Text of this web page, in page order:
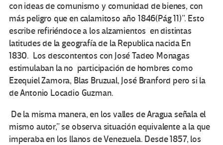
con ideas de comunismo y comunidad de bienes, con
más peligro que en calamitoso año 1846(Pág 11)”. Esto
escribe refiriéndoce a los alzamientos en distintas
latitudes de la geografía de la Republica nacida En
1830. Los descontentos con José Tadeo Monagas
estimulaban la no participación de hombres como
Ezequiel Zamora, Blas Bruzual, José Branford pero si la
de Antonio Locadio Guzman.
De la misma manera, en los valles de Aragua señala el
mismo autor,” se observa situación equivalente a la que
imperaba en los llanos de Venezuela. Desde 1857, los